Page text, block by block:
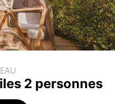
2 personnes